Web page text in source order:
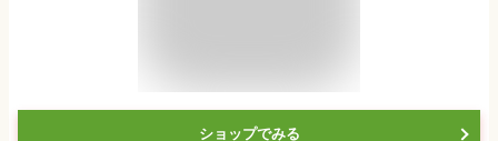
ショップでみる